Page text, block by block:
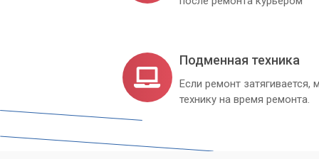
Пусть ваш переезд будет не
Подменная техника
Если ремонт
технику на время ремонта.